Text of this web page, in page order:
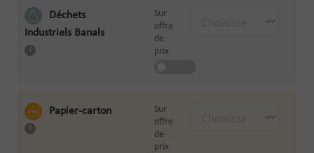
Déchets
Industriels Banals
Sur
offre
de
prix
Papier-carton
Sur
offre
de
prix